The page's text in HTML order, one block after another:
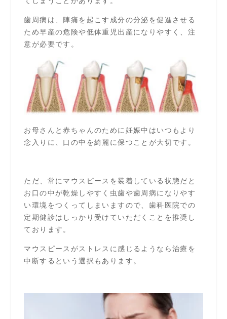
歯周病は、陣痛を起こす成分の分泌を促進させる
ため早産の危険や低体重児出産になりやすく、注
意が必要です。
お母さんと赤ちゃんのために妊娠中はいつもより
念入りに、口の中を綺麗に保つことが大切です。
ただ、常にマウスピースを装着している状態だと
お口の中が乾燥しやすく虫歯や歯周病になりやす
い環境をつくってしまいますので、歯科医院での
定期健診はしっかり受けていただくことを推奨し
ております。
マウスピースがストレスに感じるようなら治療を
中断するという選択もあります。